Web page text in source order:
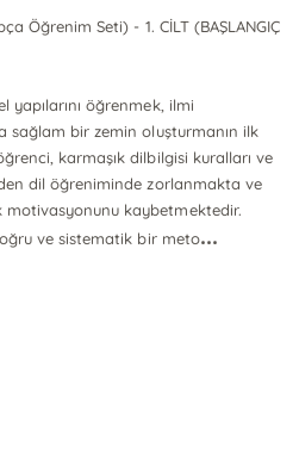
Öğrenim Seti) - 1. CİLT (BAŞLANGIÇ
yapılarını öğrenmek, ilmi
sağlam bir zemin oluşturmanın ilk
karmaşık dilbilgisi kuralları ve
dil öğreniminde zorlanmakta ve
kaybetmektedir.
ve sistematik bir meto...